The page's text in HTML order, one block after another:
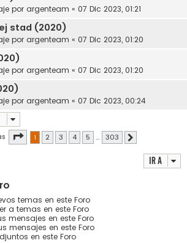
por argenteam « 07 Dic 2023, 01:21
stad (2020)
por argenteam « 07 Dic 2023, 01:20
por argenteam « 07 Dic 2023, 01:20
por argenteam « 07 Dic 2023, 00:24
Página de 303
1 2 3 4 5 … 303
Ir a
temas en este Foro
a temas en este Foro
mensajes en este Foro
mensajes en este Foro
en este Foro